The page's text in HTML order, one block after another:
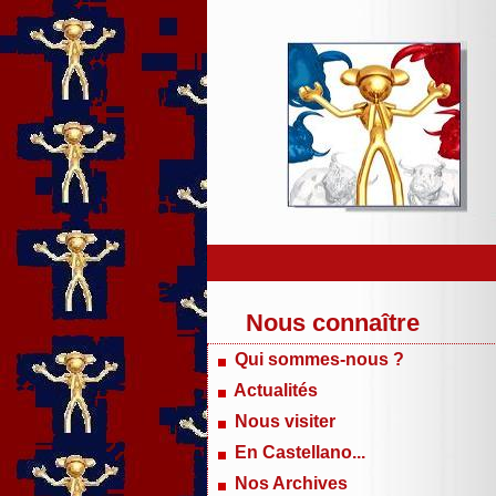
Nous connaître
Qui sommes-nous ?
Actualités
Nous visiter
En Castellano...
Nos Archives